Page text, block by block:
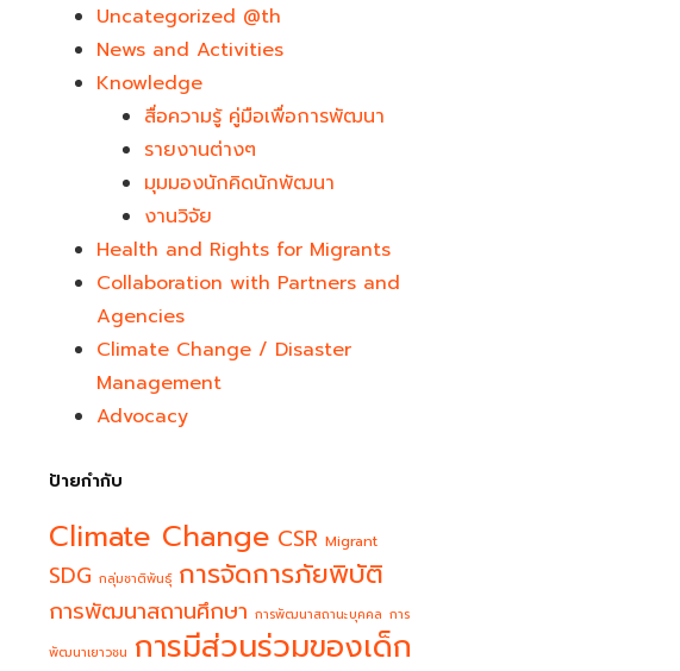
Uncategorized @th
News and Activities
Knowledge
สื่อความรู้ คู่มือเพื่อการพัฒนา
รายงานต่างๆ
มุมมองนักคิดนักพัฒนา
งานวิจัย
Health and Rights for Migrants
Collaboration with Partners and
Agencies
Climate Change / Disaster
Management
Advocacy
ป้ายกำกับ
Climate Change CSR Migrant
SDG กลุ่มชาติพันธุ์ การจัดการภัยพิบัติ
การพัฒนาสถานศึกษา การพัฒนาสถานะบุคคล การ
พัฒนาเยาวชน การมีส่วนร่วมของเด็ก